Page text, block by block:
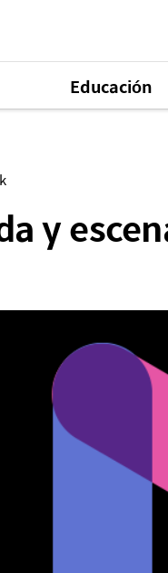
Educación
de vida SA
y